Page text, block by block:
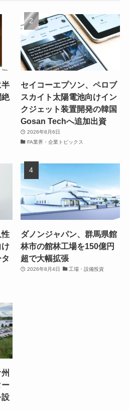
セイコーエプソン、ペロブ
スカイト太陽電池向けイン
クジェット装置開発の韓国
Gosan Techへ追加出資
2026年8月6日
FA業界・企業トピックス
ダノンジャパン、群馬県館
林市の館林工場を150億円
超で大幅拡張
2026年8月4日 工場・設備投資
ー